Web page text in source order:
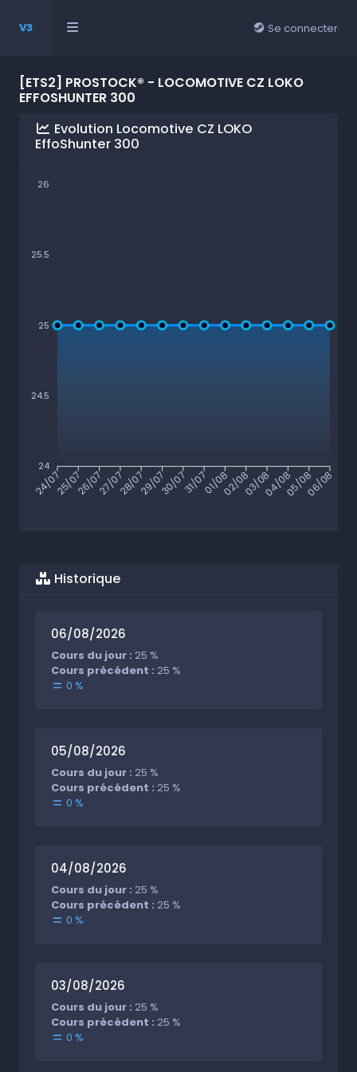
V3 Se connecter
[ETS2] PROSTOCK® - LOCOMOTIVE CZ LOKO
EFFOSHUNTER 300
Evolution Locomotive CZ LOKO
EffoShunter 300
26
25.5
25
24.5
24
24/0725/0726/0727/0728/0729/0730/0731/0701/0802/0803/0804/0805/0806/08
Historique
06/08/2026
Cours du jour : 25 %
Cours précédent : 25 %
0 %
05/08/2026
Cours du jour : 25 %
Cours précédent : 25 %
0 %
04/08/2026
Cours du jour : 25 %
Cours précédent : 25 %
0 %
03/08/2026
Cours du jour : 25 %
Cours précédent : 25 %
0 %